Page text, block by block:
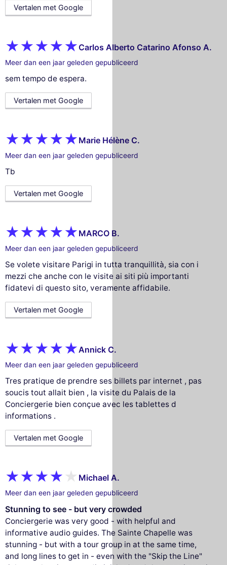
Vertalen met Google
Carlos Alberto Catarino Afonso A.
Meer dan een jaar geleden gepubliceerd
sem tempo de espera.
Vertalen met Google
Marie Hélène C.
Meer dan een jaar geleden gepubliceerd
Tb
Vertalen met Google
MARCO B.
Meer dan een jaar geleden gepubliceerd
Se volete visitare Parigi in tutta tranquillità, sia con i
mezzi che anche con le visite ai siti più importanti
fidatevi di questo sito, veramente affidabile.
Vertalen met Google
Annick C.
Meer dan een jaar geleden gepubliceerd
Tres pratique de prendre ses billets par internet , pas
soucis tout allait bien , la visite du Palais de la
Conciergerie bien conçue avec les tablettes d
informations .
Vertalen met Google
Michael A.
Meer dan een jaar geleden gepubliceerd
Stunning to see - but very crowded
Conciergerie was very good - with helpful and
informative audio guides. The Sainte Chapelle was
stunning - but with a tour group in at the same time,
and long lines to get in - even with the "Skip the Line"